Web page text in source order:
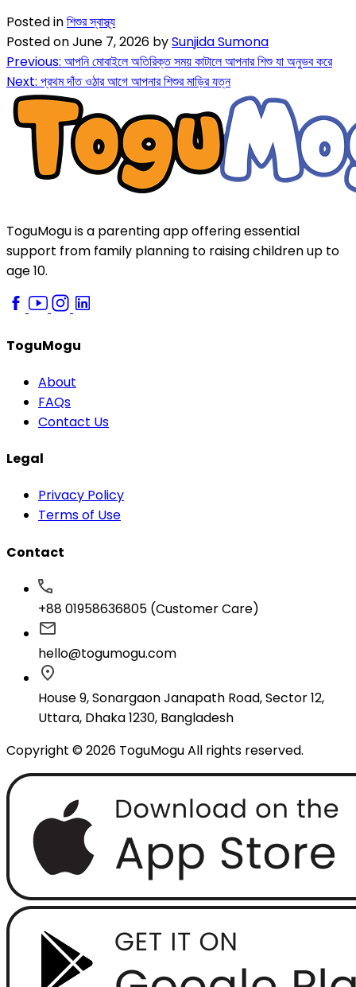
Posted inশিশুর স্বাস্থ্য
Posted onJune 7, 2026 bySunjida Sumona
Previous: আপনি মোবাইলে অতিরিক্ত সময় কাটালে আপনার শিশু যা অনুভব করে
Next: প্রথম দাঁত ওঠার আগে আপনার শিশুর মাড়ির যত্ন
ToguMogu is a parenting app offering essential
support from family planning to raising children up to
age 10.
ToguMogu
About
FAQs
Contact Us
Legal
Privacy Policy
Terms of Use
Contact
+88 01958636805 (Customer Care)
hello@togumogu.com
House 9, Sonargaon Janapath Road, Sector 12,
Uttara, Dhaka 1230, Bangladesh
Copyright © 2026 ToguMogu All rights reserved.